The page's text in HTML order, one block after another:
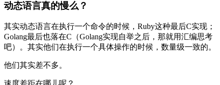
动态语言真的慢么？
其实动态语言在执行一个命令的时候，Ruby这种最后C实现；
Golang最后也落在C（Golang实现自举之后，那就用汇编思考
吧）。其实他们在执行一个具体操作的时候，数量级一致的。
他们其实差不多。
速度差距在哪儿呢？